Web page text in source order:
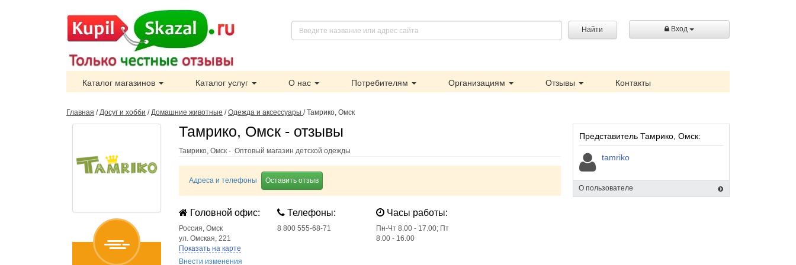
Найти Вход
Каталог магазинов Каталог услуг О нас Потребителям Организациям Отзывы Контакты
Главная /Досуг и хобби /Домашние животные /Одежда и аксессуары /Тамрико, Омск
Тамрико, Омск - отзывы
Тамрико, Омск - Оптовый магазин детской одежды
Адреса и телефоны Оставить отзыв
Головной офис:
Россия, Омск
ул. Омская, 221
Показать на карте
Внести изменения
Телефоны:
8 800 555-68-71
Часы работы:
Пн-Чт 8.00 - 17.00; Пт
8.00 - 16.00
Представитель Тамрико, Омск:
tamriko
О пользователе